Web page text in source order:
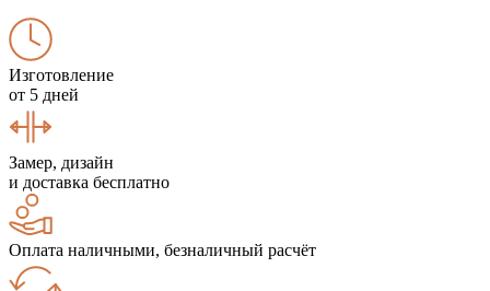
Изготовление
от 5 дней
Замер, дизайн
и доставка бесплатно
Оплата наличными, безналичный расчёт